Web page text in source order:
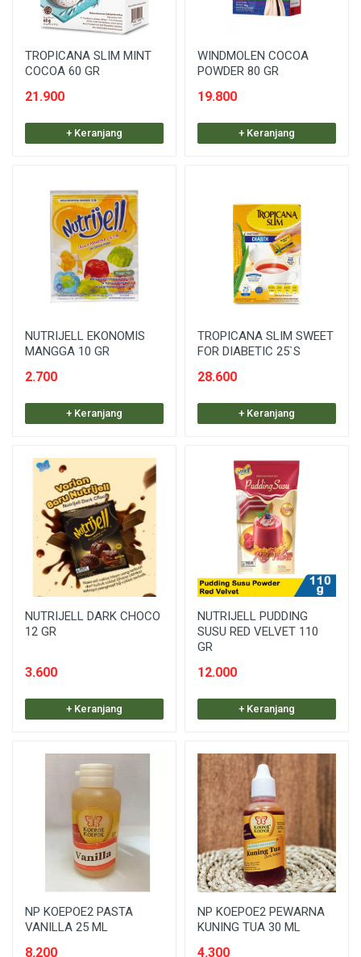
TROPICANA SLIM MINT
COCOA 60 GR
21.900
+ Keranjang
WINDMOLEN COCOA
POWDER 80 GR
19.800
+ Keranjang
NUTRIJELL EKONOMIS
MANGGA 10 GR
2.700
+ Keranjang
TROPICANA SLIM SWEET
FOR DIABETIC 25`S
28.600
+ Keranjang
NUTRIJELL DARK CHOCO
12 GR
3.600
+ Keranjang
NUTRIJELL PUDDING
SUSU RED VELVET 110
GR
12.000
+ Keranjang
NP KOEPOE2 PASTA
VANILLA 25 ML
8.200
NP KOEPOE2 PEWARNA
KUNING TUA 30 ML
4.300